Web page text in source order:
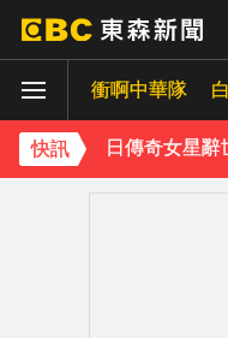
衝啊中華隊
快訊 下載東森App